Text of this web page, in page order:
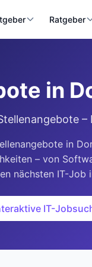
Ratgeber
in
in
– von
nächsten IT-
IT-